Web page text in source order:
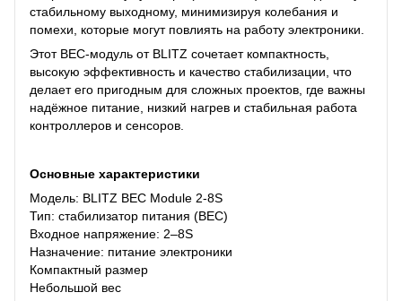
стабильному выходному, минимизируя колебания и
помехи, которые могут повлиять на работу электроники.
Этот BEC-модуль от BLITZ сочетает компактность,
высокую эффективность и качество стабилизации, что
делает его пригодным для сложных проектов, где важны
надёжное питание, низкий нагрев и стабильная работа
контроллеров и сенсоров.
Основные характеристики
Модель: BLITZ BEC Module 2-8S
Тип: стабилизатор питания (BEC)
Входное напряжение: 2–8S
Назначение: питание электроники
Компактный размер
Небольшой вес